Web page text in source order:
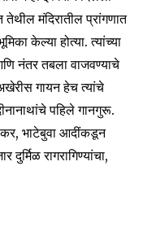
तेथील मंदिरातील प्रांगणात
केल्या होत्या. त्यांच्या
नंतर तबला वाजवण्याचे
गायन हेच त्यांचे
पहिले गानगुरू.
भाटेबुवा आदींकडून
रागरागिण्यांचा,